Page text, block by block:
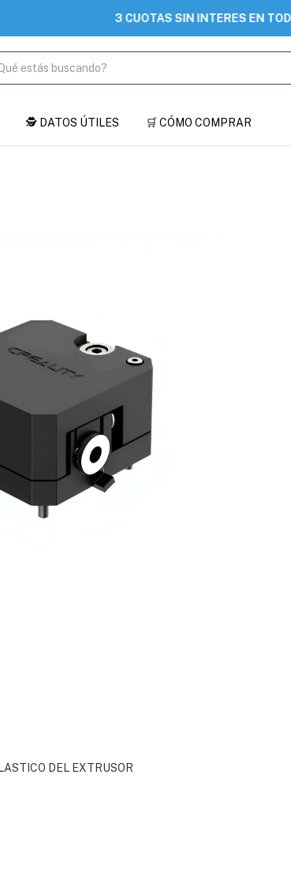
3 CUOTAS SIN INTERES EN
🕵️ DATOS ÚTILES 🛒 CÓMO COMPRAR
DEL EXTRUSOR